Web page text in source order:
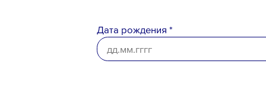
Ознакомлен с Политикой
Дата рождения *